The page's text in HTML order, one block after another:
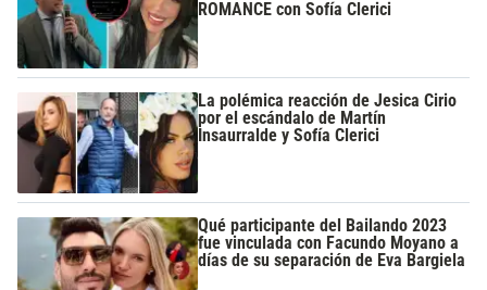
ROMANCE con Sofía Clerici
La polémica reacción de Jesica Cirio
por el escándalo de Martín
Insaurralde y Sofía Clerici
Qué participante del Bailando 2023
fue vinculada con Facundo Moyano a
días de su separación de Eva Bargiela